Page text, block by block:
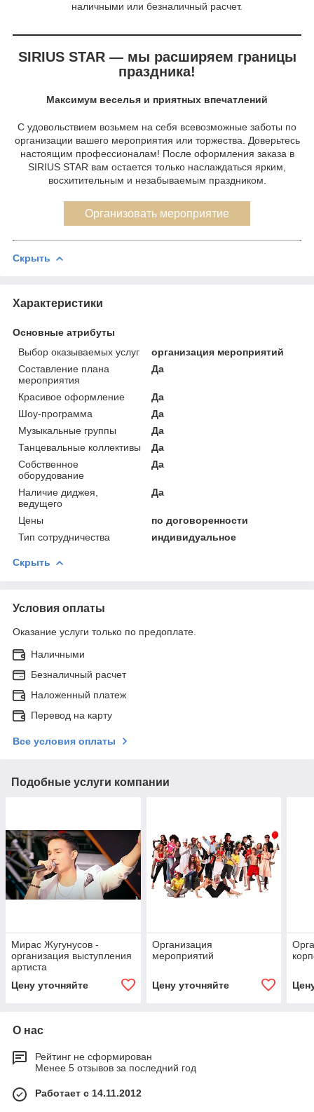
наличными или безналичный расчет.
SIRIUS STAR — мы расширяем границы
праздника!
Максимум веселья и приятных впечатлений
С удовольствием возьмем на себя всевозможные заботы по
организации вашего мероприятия или торжества. Доверьтесь
настоящим профессионалам! После оформления заказа в
SIRIUS STAR вам остается только наслаждаться ярким,
восхитительным и незабываемым праздником.
Организовать мероприятие
Скрыть
Характеристики
Основные атрибуты
Выбор оказываемых услуг
организация мероприятий
Составление плана
мероприятия
Да
Красивое оформление
Да
Шоу-программа
Да
Музыкальные группы
Да
Танцевальные коллективы
Да
Собственное
оборудование
Да
Наличие диджея,
ведущего
Да
Цены
по договоренности
Тип сотрудничества
индивидуальное
Скрыть
Условия оплаты
Оказание услуги только по предоплате.
Наличными
Безналичный расчет
Наложенный платеж
Перевод на карту
Все условия оплаты
Подобные услуги компании
Мирас Жугунусов -
организация выступления
артиста
Цену уточняйте
Организация
мероприятий
Цену уточняйте
О нас
Рейтинг не сформирован
Менее 5 отзывов за последний год
Работает с 14.11.2012